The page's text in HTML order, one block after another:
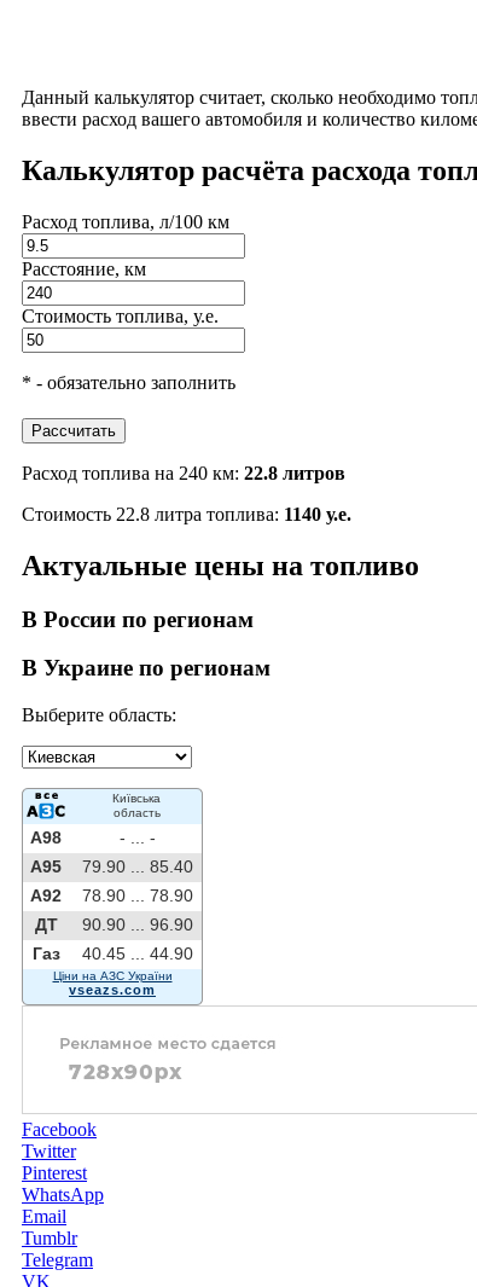
Данный калькулятор считает, сколько необходимо
ввести расход вашего автомобиля и количество
Калькулятор расчёта расхода
Расход топлива, л/100 км
Расстояние, км
Стоимость топлива, у.е.
* - обязательно заполнить
Рассчитать
Расход топлива на 240 км: 22.8 литров
Стоимость 22.8 литра топлива: 1140 у.е.
Актуальные цены на топливо
В России по регионам
В Украине по регионам
Выберите область:
Київська
область
A98 - ...
-
A95
79.90 ...
85.40
A92
78.90 ...
78.90
ДТ
90.90 ...
96.90
Газ
40.45 ... 44.90
Ціни на АЗС України
vseazs.com
Facebook
Twitter
Pinterest
WhatsApp
Email
Tumblr
Telegram
VK